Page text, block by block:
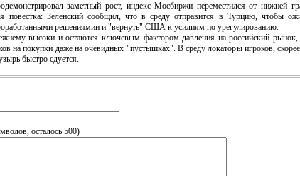
заметный рост, индекс Мосбиржи переместился от нижней
повестка: Зеленский сообщил, что в среду отправится в Турцию, чтобы
решениямии и "вернуть" США к усилиям по урегулированию.
высоки и остаются ключевым фактором давления на российский рынок,
на покупки даже на очевидных "пустышках". В среду локаторы игроков,
быстро сдуется.
осталось 500)